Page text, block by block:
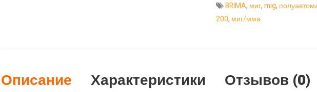
BRIMA, миг,mig,
200, миг/мма
Описание Характеристики Отзывов (0)